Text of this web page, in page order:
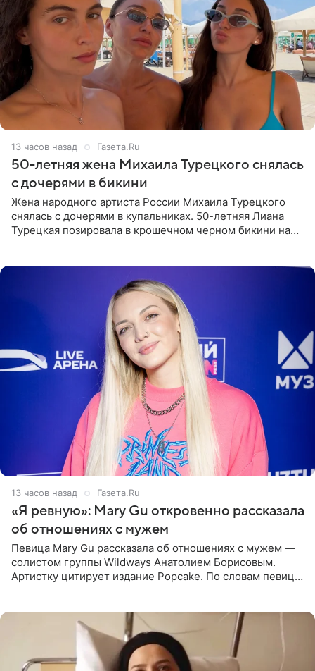
13 часов назад Газета.Ru
50-летняя жена Михаила Турецкого снялась
с дочерями в бикини
Жена народного артиста России Михаила Турецкого
снялась с дочерями в купальниках. 50-летняя Лиана
Турецкая позировала в крошечном черном бикини на
13 часов назад Газета.Ru
«Я ревную»: Mary Gu откровенно рассказала
об отношениях с мужем
Певица Mary Gu рассказала об отношениях с мужем —
солистом группы Wildways Анатолием Борисовым.
Артистку цитирует издание Popcake. По словам певицы,